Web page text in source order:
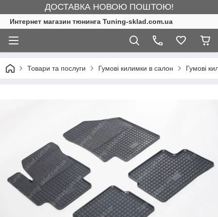
ДОСТАВКА НОВОЮ ПОШТОЮ!
Интернет магазин тюнинга Tuning-sklad.com.ua
Товари та послуги Гумові килимки в салон Гумові